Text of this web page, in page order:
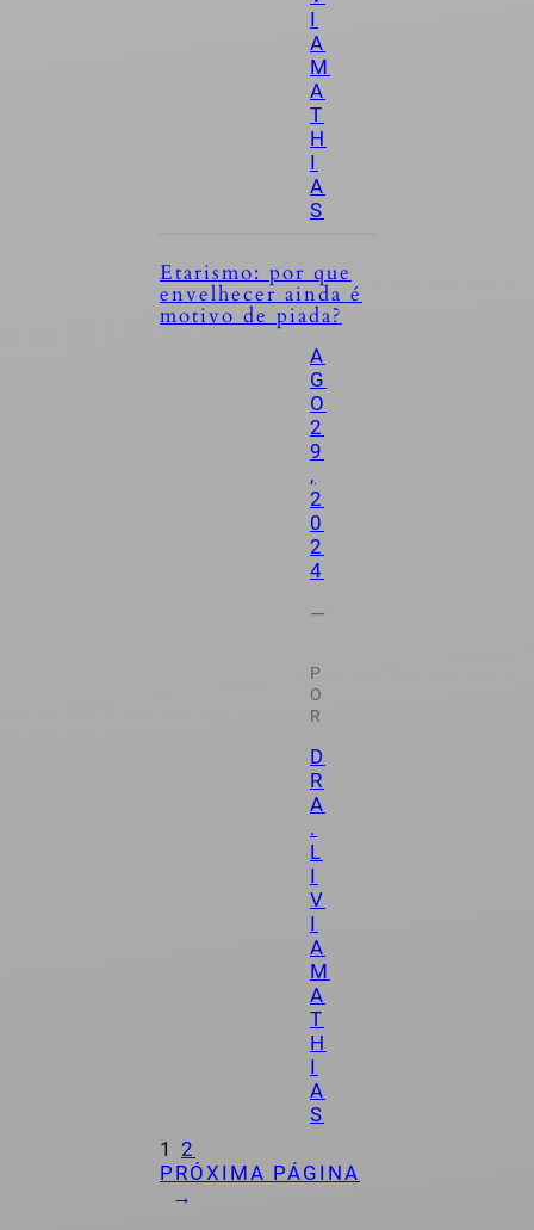
I
A
M
A
T
H
I
A
S
Etarismo: por que
envelhecer ainda é
motivo de piada?
A
G
O
2
9
,
2
0
2
4
—
P
O
R
D
R
A
.
L
I
V
I
A
M
A
T
H
I
A
S
1 2
PRÓXIMA PÁGINA
→